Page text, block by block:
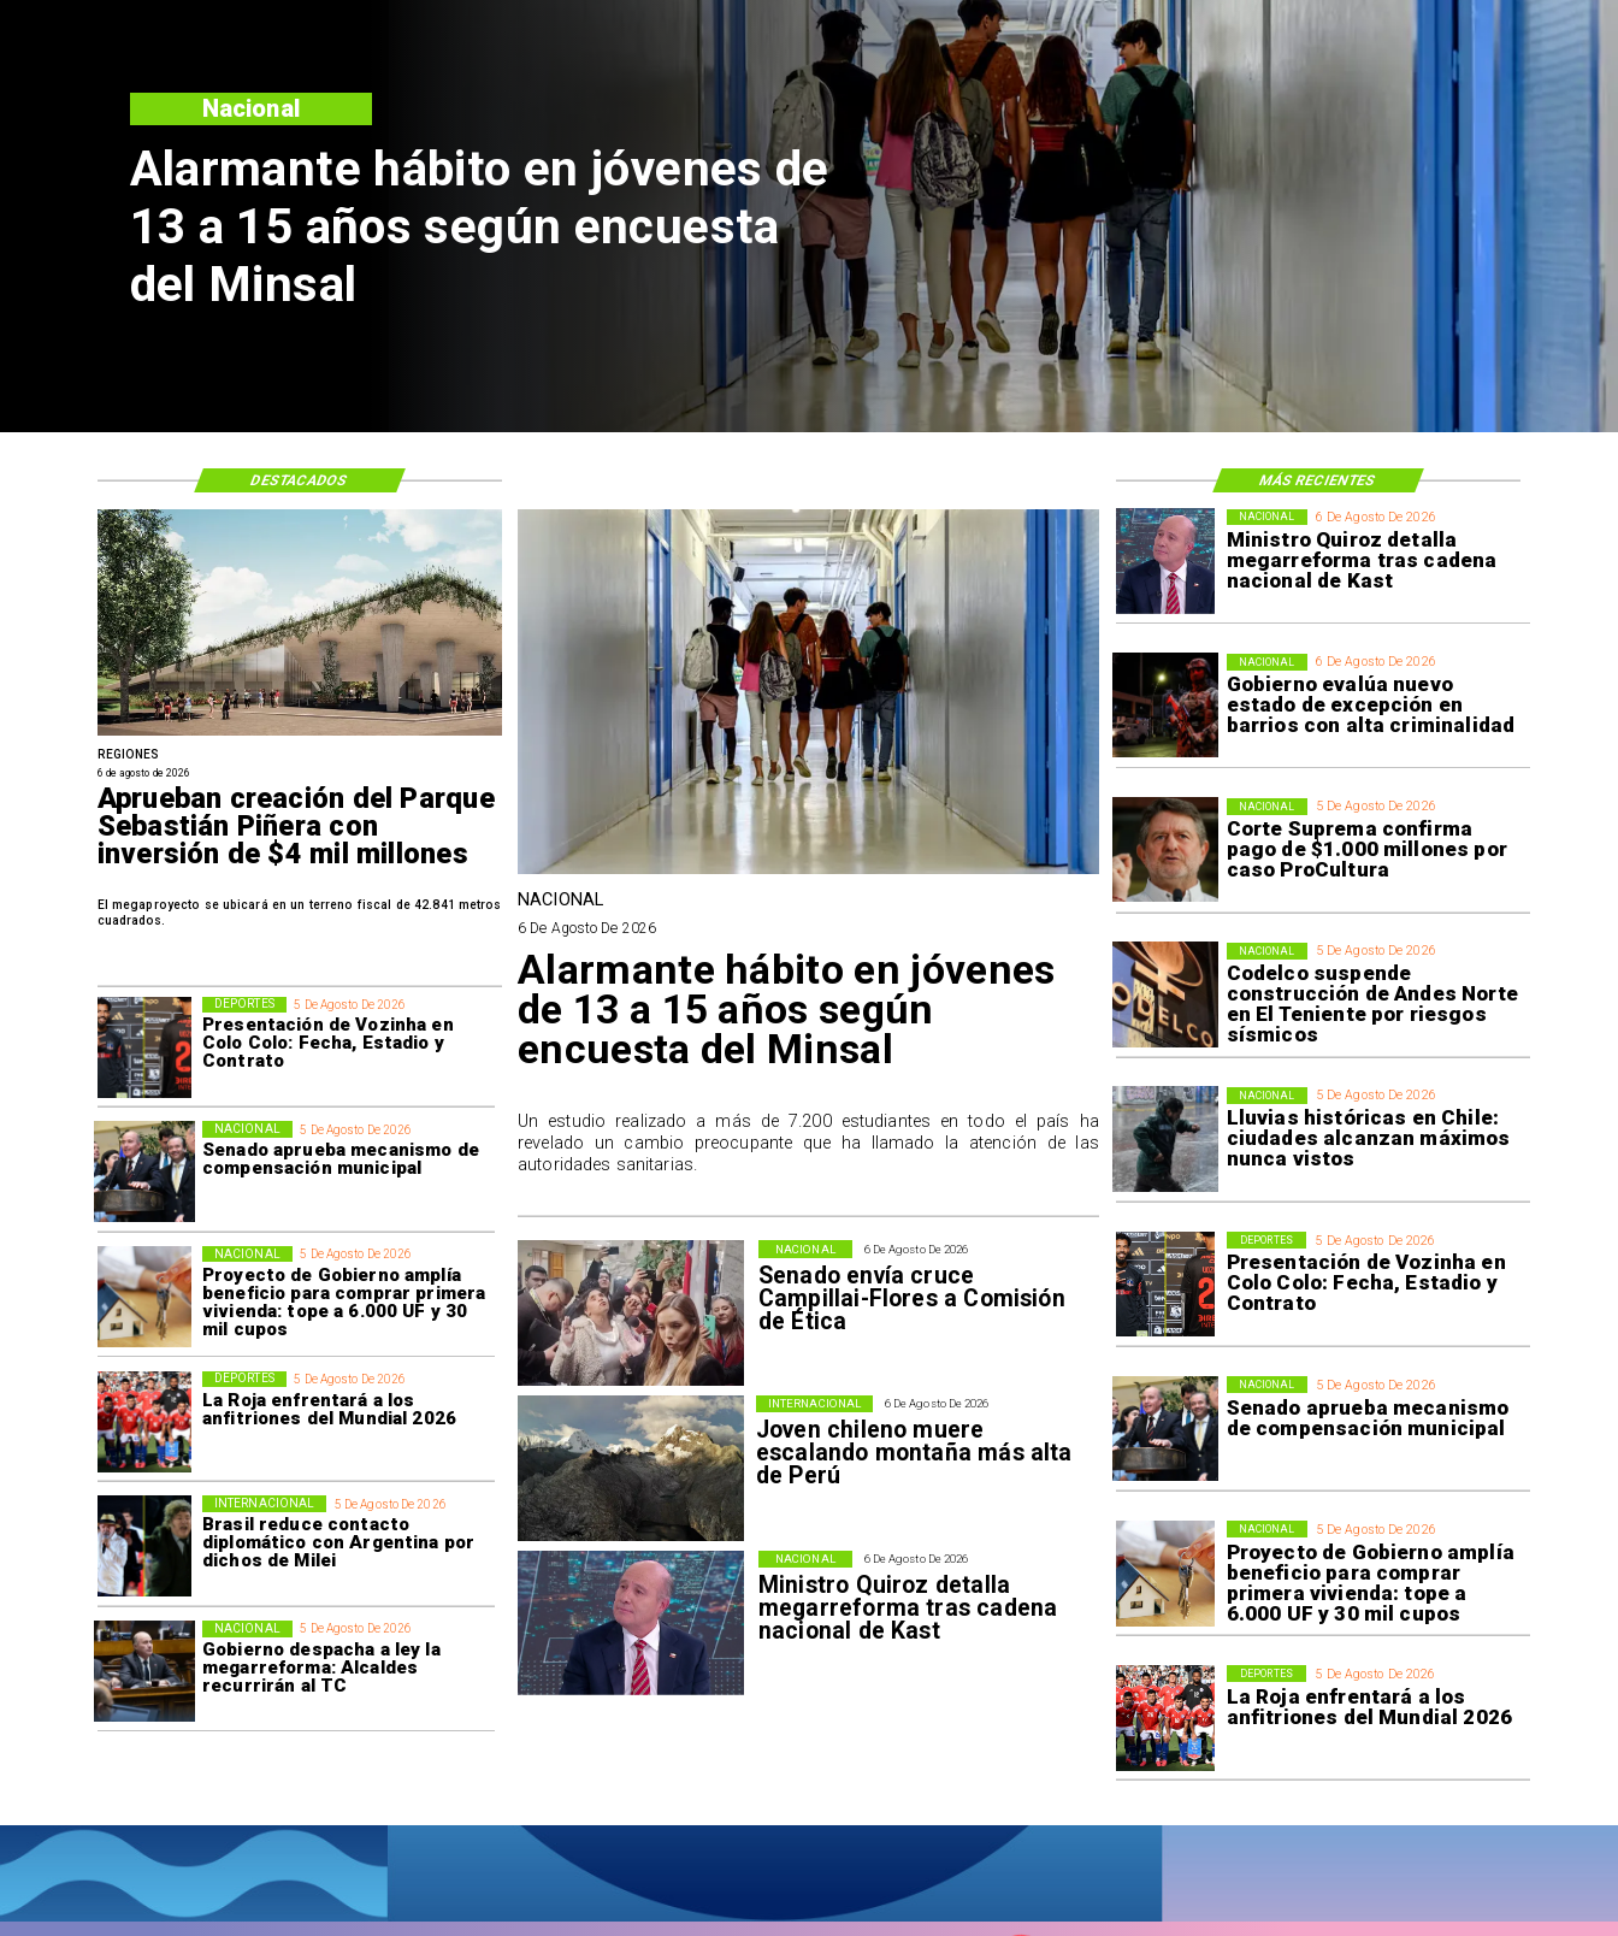
Alarmante hábito en jóvenes de
13 a 15 años según encuesta
del Minsal
Nacional
6 De Agosto De 2026
Ministro Quiroz detalla
megarreforma tras cadena
nacional de Kast
NACIONAL
6 De Agosto De 2026
Gobierno evalúa nuevo
estado de excepción en
barrios con alta criminalidad
NACIONAL
5 De Agosto De 2026
Corte Suprema confirma
pago de $1.000 millones por
caso ProCultura
NACIONAL
5 De Agosto De 2026
Codelco suspende
construcción de Andes Norte
en El Teniente por riesgos
sísmicos
NACIONAL
5 De Agosto De 2026
Lluvias históricas en Chile:
ciudades alcanzan máximos
nunca vistos
NACIONAL
5 De Agosto De 2026
Presentación de Vozinha en
Colo Colo: Fecha, Estadio y
Contrato
DEPORTES
5 De Agosto De 2026
Senado aprueba mecanismo
de compensación municipal
NACIONAL
5 De Agosto De 2026
Proyecto de Gobierno amplía
beneficio para comprar
primera vivienda: tope a
6.000 UF y 30 mil cupos
NACIONAL
5 De Agosto De 2026
La Roja enfrentará a los
anfitriones del Mundial 2026
DEPORTES
5 De Agosto De 2026
Presentación de Vozinha en
Colo Colo: Fecha, Estadio y
Contrato
DEPORTES
5 De Agosto De 2026
Senado aprueba mecanismo de
compensación municipal
NACIONAL
5 De Agosto De 2026
Proyecto de Gobierno amplía
beneficio para comprar primera
vivienda: tope a 6.000 UF y 30
mil cupos
NACIONAL
5 De Agosto De 2026
La Roja enfrentará a los
anfitriones del Mundial 2026
DEPORTES
5 De Agosto De 2026
Brasil reduce contacto
diplomático con Argentina por
dichos de Milei
INTERNACIONAL
5 De Agosto De 2026
Gobierno despacha a ley la
megarreforma: Alcaldes
recurrirán al TC
NACIONAL
6 De Agosto De 2026
Senado envía cruce
Campillai-Flores a Comisión
de Ética
NACIONAL
6 De Agosto De 2026
Joven chileno muere
escalando montaña más alta
de Perú
INTERNACIONAL
6 De Agosto De 2026
Ministro Quiroz detalla
megarreforma tras cadena
nacional de Kast
NACIONAL
REGIONES
6 de agosto de 2026
Aprueban creación del Parque
Sebastián Piñera con
inversión de $4 mil millones
El megaproyecto se ubicará en un terreno fiscal de 42.841 metros
cuadrados.
NACIONAL
6 De Agosto De 2026
Alarmante hábito en jóvenes
de 13 a 15 años según
encuesta del Minsal
Un estudio realizado a más de 7.200 estudiantes en todo el país ha
revelado un cambio preocupante que ha llamado la atención de las
autoridades sanitarias.
DESTACADOS MÁS RECIENTES